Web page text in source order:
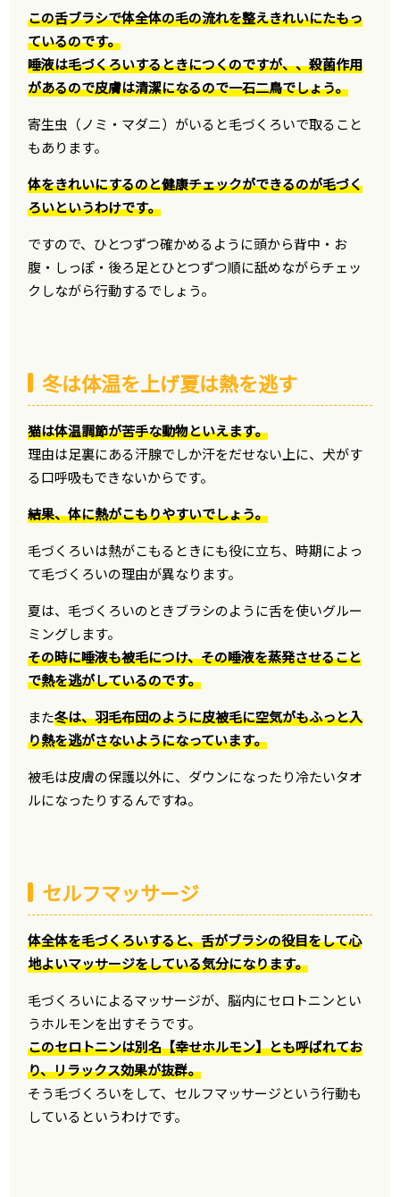
この舌ブラシで体全体の毛の流れを整えきれいにたもっ
ているのです。
唾液は毛づくろいするときにつくのですが、、殺菌作用
があるので皮膚は清潔になるので一石二鳥でしょう。
寄生虫（ノミ・マダニ）がいると毛づくろいで取ること
もあります。
体をきれいにするのと健康チェックができるのが毛づく
ろいというわけです。
ですので、ひとつずつ確かめるように頭から背中・お
腹・しっぽ・後ろ足とひとつずつ順に舐めながらチェッ
クしながら行動するでしょう。
冬は体温を上げ夏は熱を逃す
猫は体温調節が苦手な動物といえます。
理由は足裏にある汗腺でしか汗をだせない上に、犬がす
る口呼吸もできないからです。
結果、体に熱がこもりやすいでしょう。
毛づくろいは熱がこもるときにも役に立ち、時期によっ
て毛づくろいの理由が異なります。
夏は、毛づくろいのときブラシのように舌を使いグルー
ミングします。
その時に唾液も被毛につけ、その唾液を蒸発させること
で熱を逃がしているのです。
また冬は、羽毛布団のように皮被毛に空気がもふっと入
り熱を逃がさないようになっています。
被毛は皮膚の保護以外に、ダウンになったり冷たいタオ
ルになったりするんですね。
セルフマッサージ
体全体を毛づくろいすると、舌がブラシの役目をして心
地よいマッサージをしている気分になります。
毛づくろいによるマッサージが、脳内にセロトニンとい
うホルモンを出すそうです。
このセロトニンは別名【幸せホルモン】とも呼ばれてお
り、リラックス効果が抜群。
そう毛づくろいをして、セルフマッサージという行動も
しているというわけです。